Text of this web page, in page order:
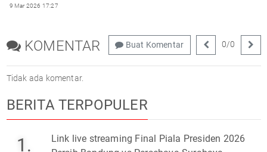
9 Mar 2026 17:27
KOMENTAR Buat Komentar 0/0
Tidak ada komentar.
BERITA TERPOPULER
1.
Link live streaming Final Piala Presiden 2026